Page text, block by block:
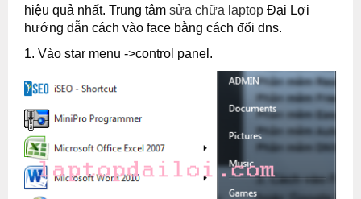
hiệu quả nhất. Trung tâm sửa chữa laptopĐại Lợi
hướng dẫn cách vào face bằng cách đổi dns.
1. Vào star menu ->control panel.